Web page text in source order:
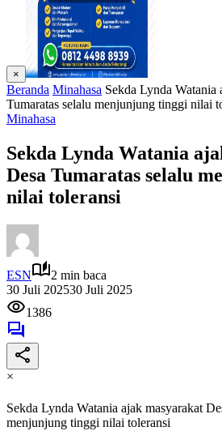
×
Beranda Minahasa Sekda Lynda Watania
Tumaratas selalu menjunjung tinggi nilai
Minahasa
Sekda Lynda Watania
Desa Tumaratas selalu
nilai toleransi
ESN
2 min baca
30 Juli 202530 Juli 2025
1386
×
Sekda Lynda Watania ajak masyarakat
menjunjung tinggi nilai toleransi